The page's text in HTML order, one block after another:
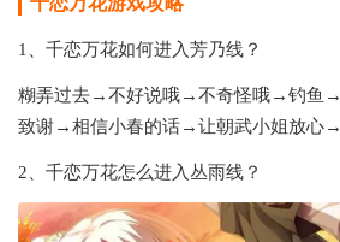
1、千恋万花如何进入芳乃线？
糊弄过去→不好说哦→不奇怪哦→钓鱼
致谢→相信小春的话→让朝武小姐放心
2、千恋万花怎么进入丛雨线？